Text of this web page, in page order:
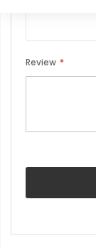
Review